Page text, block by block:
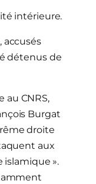
intérieure.
accusés
détenus de
CNRS,
Burgat
droite
aux
islamique ».